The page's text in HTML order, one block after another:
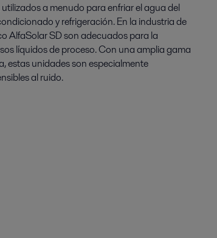
a menudo para enfriar el agua del
y refrigeración. En la industria de
AlfaSolar SD son adecuados para la
líquidos de proceso. Con una amplia gama
estas unidades son especialmente
al ruido.